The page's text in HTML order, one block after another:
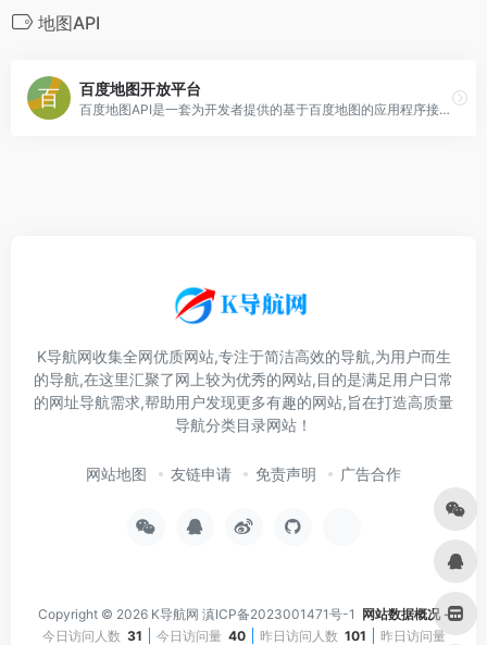
地图API
百度地图开放平台
百度地图API是一套为开发者提供的基于百度地图的应用程序接口，包括JavaScript、iOS、Andriod、静态地图、Web服务等多种版本，提供基本地图、位
K导航网收集全网优质网站,专注于简洁高效的导航,为用户而生
的导航,在这里汇聚了网上较为优秀的网站,目的是满足用户日常
的网址导航需求,帮助用户发现更多有趣的网站,旨在打造高质量
导航分类目录网站！
网站地图 友链申请 免责声明 广告合作
Copyright © 2026 K导航网 滇ICP备2023001471号-1 网站数据概况 -
今日访问人数 31 今日访问量 40 昨日访问人数 101 昨日访问量